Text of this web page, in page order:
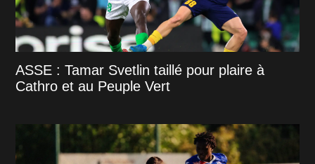
ASSE : Tamar Svetlin taillé pour plaire à
Cathro et au Peuple Vert